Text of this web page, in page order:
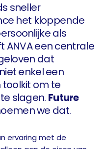
sneller
het kloppende
als
ANVA een centrale
dat
enkel een
toolkit om te
slagen. Future
we dat.
ervaring met de